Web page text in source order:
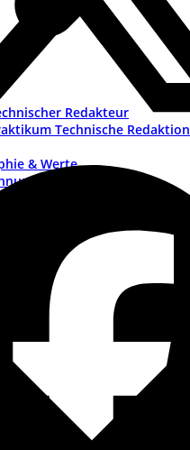
Redakteur
Technische Redaktion
& Werte